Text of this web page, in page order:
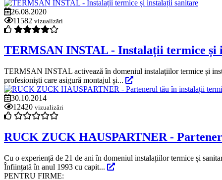
26.08.2020
11582 vizualizări
TERMSAN INSTAL - Instalații termice și
TERMSAN INSTAL activează în domeniul instalațiilor termice și
profesioniști care asigură montajul și...
30.10.2014
12420 vizualizări
RUCK ZUCK HAUSPARTNER -
Cu o experiență de 21 de ani în domeniul instalațiilor termice și
Înființată în anul 1993 cu capit...
PENTRU FIRME: